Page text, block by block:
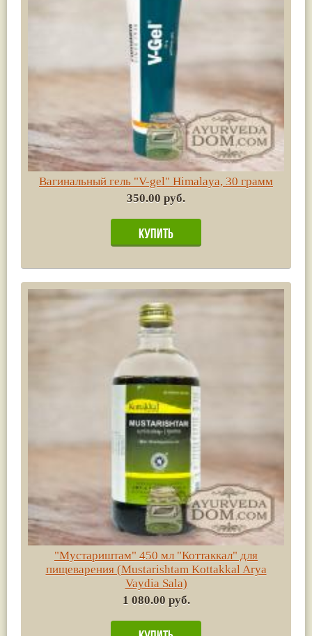
Вагинальный гель "V-gel" Himalaya, 30 грамм
350.00 руб.
"Мустариштам" 450 мл "Коттаккал" для
пищеварения (Mustarishtam Kottakkal Arya
Vaydia Sala)
1 080.00 руб.